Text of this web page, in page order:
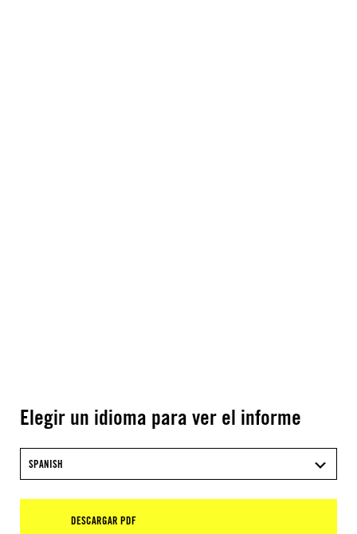
Elegir un idioma para ver el informe
SPANISH
DESCARGAR PDF